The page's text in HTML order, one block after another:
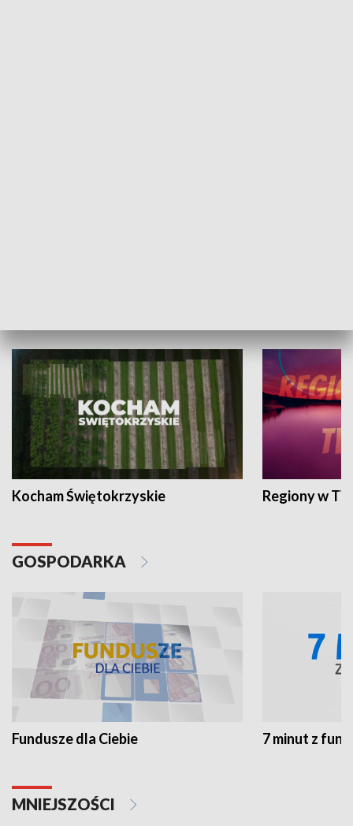
Kocham Świętokrzyskie Regiony w
GOSPODARKA
Fundusze dla Ciebie 7 minut z
MNIEJSZOŚCI